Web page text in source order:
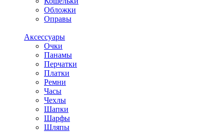
Обложки
Оправы
Аксессуары
Очки
Панамы
Перчатки
Платки
Ремни
Часы
Чехлы
Шапки
Шарфы
Шляпы